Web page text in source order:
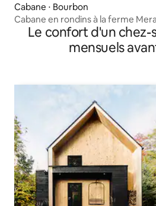
Cabane ⋅ Bourbon
Cabane en rondins à la ferme
Le confort d'un chez-
mensuels